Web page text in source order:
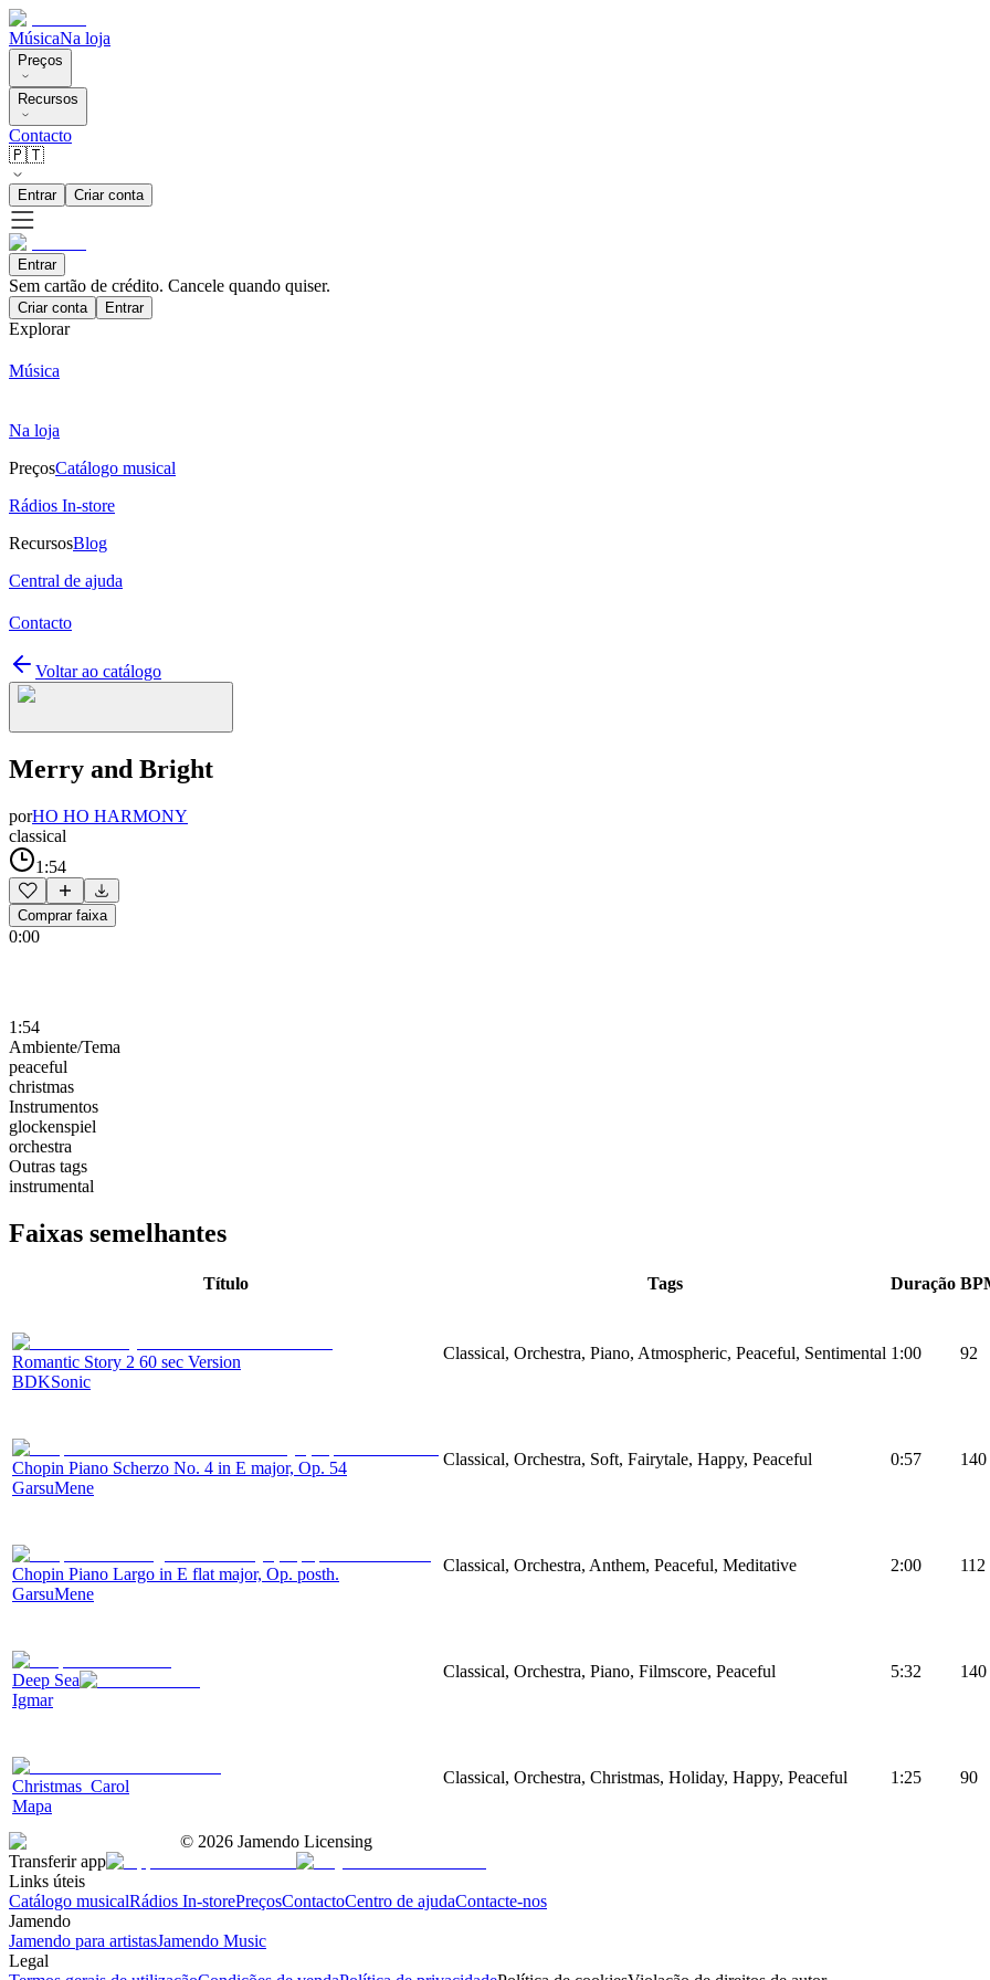
MúsicaNa loja
Preços
Recursos
Contacto
🇵🇹
Entrar Criar conta
Entrar
Sem cartão de crédito. Cancele quando quiser.
Criar conta Entrar
Explorar
Música
Na loja
PreçosCatálogo musical
Rádios In-store
RecursosBlog
Central de ajuda
Contacto
Voltar ao catálogo
Merry and Bright
porHO HO HARMONY
classical
1:54
Comprar faixa
0:00
1:54
Ambiente/Tema
peaceful
christmas
Instrumentos
glockenspiel
orchestra
Outras tags
instrumental
Faixas semelhantes
Título Tags Duração
Romantic Story 2 60 sec Version
BDKSonic
Classical, Orchestra, Piano, Atmospheric, Peaceful, Sentimental 1:00 92
Chopin Piano Scherzo No. 4 in E major, Op. 54
GarsuMene
Classical, Orchestra, Soft, Fairytale, Happy, Peaceful 0:57 140
Chopin Piano Largo in E flat major, Op. posth.
GarsuMene
Classical, Orchestra, Anthem, Peaceful, Meditative 2:00 112
Deep Sea
Igmar
Classical, Orchestra, Piano, Filmscore, Peaceful 5:32 140
Christmas_Carol
Mapa
Classical, Orchestra, Christmas, Holiday, Happy, Peaceful 1:25 90
© 2026 Jamendo Licensing
Transferir app
Links úteis
Catálogo musicalRádios In-storePreçosContactoCentro de ajudaContacte-nos
Jamendo
Jamendo para artistasJamendo Music
Legal